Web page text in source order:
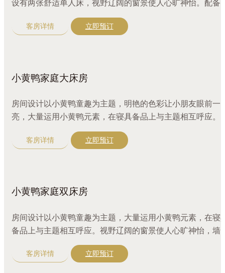
设有两张舒适单人床，视野辽阔的窗景使人心旷神怡。配备
发，三区分离盥洗室。
客房详情 立即预订
小黄鸭家庭大床房
房间设计以小黄鸭童趣为主题，明艳的色彩让小朋友眼前一
亮，大量运用小黄鸭元素，在寝具备品上与主题相互呼应。
野辽阔的窗景使人心旷神怡，墙上的布景与涂鸦，让孩子的
富想象力与创造力自由发挥。充满童趣的小黄鸭，等待陪伴
客房详情 立即预订
小黄鸭家庭双床房
房间设计以小黄鸭童趣为主题，大量运用小黄鸭元素，在寝
备品上与主题相互呼应。视野辽阔的窗景使人心旷神怡，墙
的布景与涂鸦，让孩子的丰富想象力与创造力自由发挥。充
童趣的小黄鸭，等待陪伴孩子度过假期。 胶囊咖啡机+4款不
客房详情 立即预订